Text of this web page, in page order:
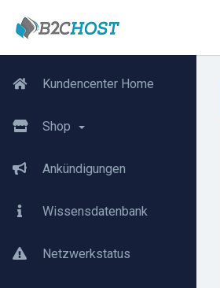
Kundencenter Home
Shop
Ankündigungen
Wissensdatenbank
Netzwerkstatus